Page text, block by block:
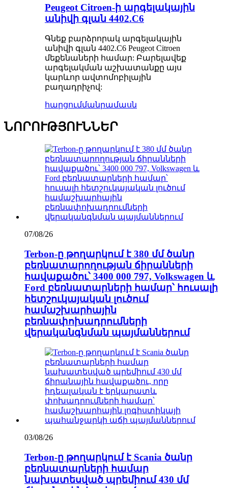
Peugeot Citroen-ի արգելակային
անիվի գլան 4402.C6
Գնեք բարձրորակ արգելակային
անիվի գլան 4402.C6 Peugeot Citroen
մեքենաների համար: Բարելավեք
արգելակման աշխատանքը այս
կարևոր ավտոմոբիլային
բաղադրիչով:
հարցումմանրամասն
ՆՈՐՈՒԹՅՈՒՆՆԵՐ
07/08/26
Terbon-ը թողարկում է 380 մմ ծանր
բեռնատարողության ճիրանների
հավաքածու՝ 3400 000 797, Volkswagen և
Ford բեռնատարների համար՝ հուսալի
հետշուկայական լուծում
համաշխարհային
բեռնափոխադրումների
վերականգնման պայմաններում
03/08/26
Terbon-ը թողարկում է Scania ծանր
բեռնատարների համար
նախատեսված պրեմիում 430 մմ